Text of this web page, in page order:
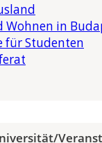
Wohnen in
für Studenten
/